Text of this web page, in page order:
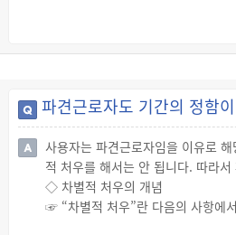
· 총 파견기간 2년을 초과하여 계속
파견근로자도 기간의 정함
사용자는 파견근로자임을 이유로
적 처우를 해서는 안 됩니다. 따라
◇ 차별적 처우의 개념
☞ “차별적 처우”란 다음의 사항에